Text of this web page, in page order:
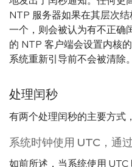
NTP 服务器如果在其层次
一个，则会被认为有不正确
的 NTP 客户端会设置内核
系统重新引导前不会被清除。
处理闰秒
有两个处理闰秒的主要方式
系统时钟使用 UTC，通
如前所述，当系统使用